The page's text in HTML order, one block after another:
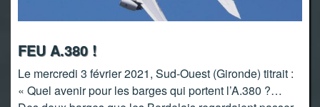
FEU A.380 !
Le mercredi 3 février 2021, Sud-Ouest (Gironde) titrait :
« Quel avenir pour les barges qui portent l’A.380 ?…